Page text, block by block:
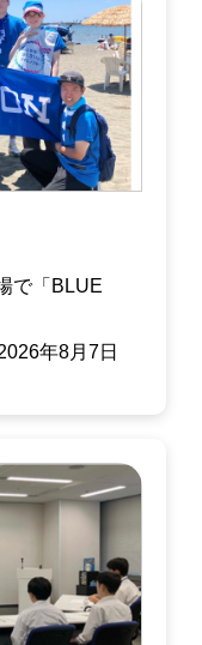
で「BLUE
年8月7日